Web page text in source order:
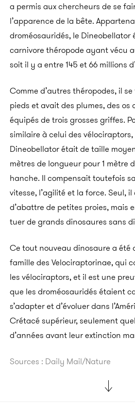
a permis aux chercheurs de se
l’apparence de la bête.
droméosauridés, le Dineobellator
carnivore théropode ayant vécu
soit il y a entre 145 et 66 millions
Comme d’autres théropodes, il
pieds et avait des plumes, des os
équipés de trois grosses griffes.
similaire à celui des vélociraptors,
Dineobellator était de taille
mètres de longueur pour 1 mètre
hanche. Il compensait toutefois
vitesse, l’agilité et la force. Seul,
d’abattre de petites proies, mais
tuer de grands dinosaures sans
Ce tout nouveau dinosaure a été
famille des Velociraptorinae, qui
les vélociraptors, et il est une
que les droméosauridés étaient
s’adapter et d’évoluer dans
Crétacé supérieur, seulement
d’années avant leur extinction
Sources : Daily Mail/Nature